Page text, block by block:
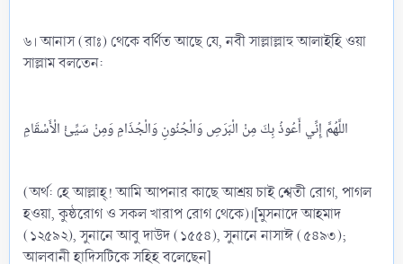
৬। আনাস (রাঃ) থেকে বর্ণিত আছে যে, নবী সাল্লাল্লাহু আলাইহি ওয়া
সাল্লাম বলতেন:
اللَّهُمَّ إِنِّي أَعُوذُ بِكَ مِنْ الْبَرَصِ وَالْجُنُونِ وَالْجُذَامِ وَمِنْ سَيِّئْ الْأَسْقَامِ
(অর্থ: হে আল্লাহ্‌! আমি আপনার কাছে আশ্রয় চাই শ্বেতী রোগ, পাগল
হওয়া, কুষ্ঠরোগ ও সকল খারাপ রোগ থেকে)।[মুসনাদে আহমাদ
(১২৫৯২), সুনানে আবু দাউদ (১৫৫৪), সুনানে নাসাঈ (৫৪৯৩);
আলবানী হাদিসটিকে সহিহ বলেছেন]